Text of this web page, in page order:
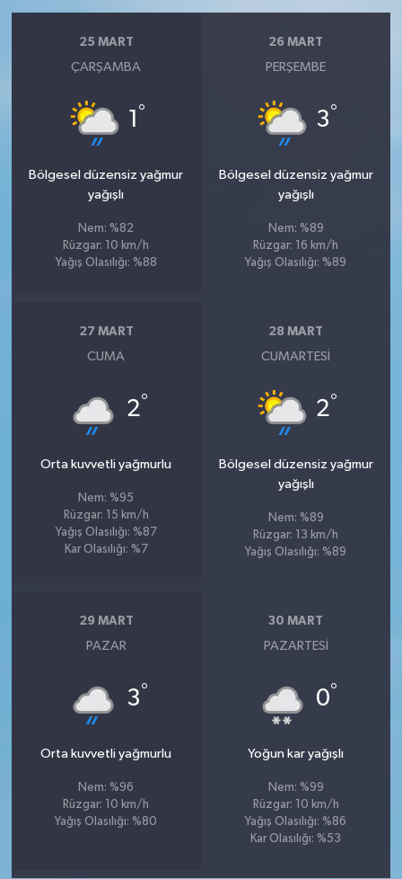
25 MART
ÇARŞAMBA
1 °
Bölgesel düzensiz yağmur
yağışlı
Nem: %82
Rüzgar: 10 km/h
Yağış Olasılığı: %88
26 MART
PERŞEMBE
3°
Bölgesel düzensiz yağmur
yağışlı
Nem: %89
Rüzgar: 16 km/h
Yağış Olasılığı: %89
27 MART
CUMA
2°
Orta kuvvetli yağmurlu
Nem: %95
Rüzgar: 15 km/h
Yağış Olasılığı: %87
Kar Olasılığı: %7
28 MART
CUMARTESI
2°
Bölgesel düzensiz yağmur
yağışlı
Nem: %89
Rüzgar: 13 km/h
Yağış Olasılığı: %89
29 MART
PAZAR
3°
Orta kuvvetli yağmurlu
Nem: %96
Rüzgar: 10 km/h
Yağış Olasılığı: %80
30 MART
PAZARTESI
0°
Yoğun kar yağışlı
Nem: %99
Rüzgar: 10 km/h
Yağış Olasılığı: %86
Kar Olasılığı: %53